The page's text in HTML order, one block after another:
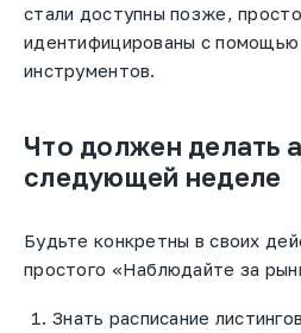
стали доступны позже,
идентифицированы с
инструментов.
Что должен делать
следующей неделе
Будьте конкретны в своих
простого «Наблюдайте за
Знать расписание